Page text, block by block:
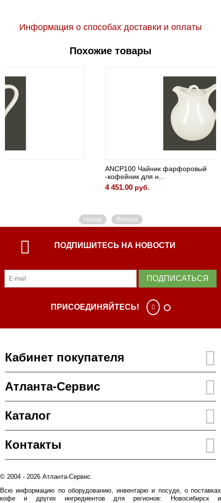
Информация о способах доставки и оплаты
Похожие товары
ANCP100 Чайник фарфоровый
Назад Вперед
ПОДПИШИТЕСЬ НА НОВОСТИ
ПОДПИСАТЬСЯ
ПРИСОЕДИНЯЙТЕСЬ!
Кабинет покупателя
Атланта-Сервис
Каталог
Контакты
© 2004 - 2026 Атланта-Сервис.
Всю информацию по оборудованию, инвентарю и посуде, о поставках
кофе и других ингредиентов для регионов: Новосибирск и